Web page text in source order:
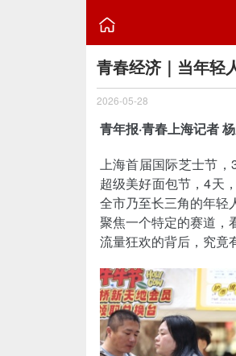

青春经济｜当年轻
2026-05-28
青年报·青春上海记者
上海首届国际芝士节，
超级美好面包节，4天
全市乃至长三角的年轻
聚焦一个特定的赛道，
流量狂欢的背后，究竟